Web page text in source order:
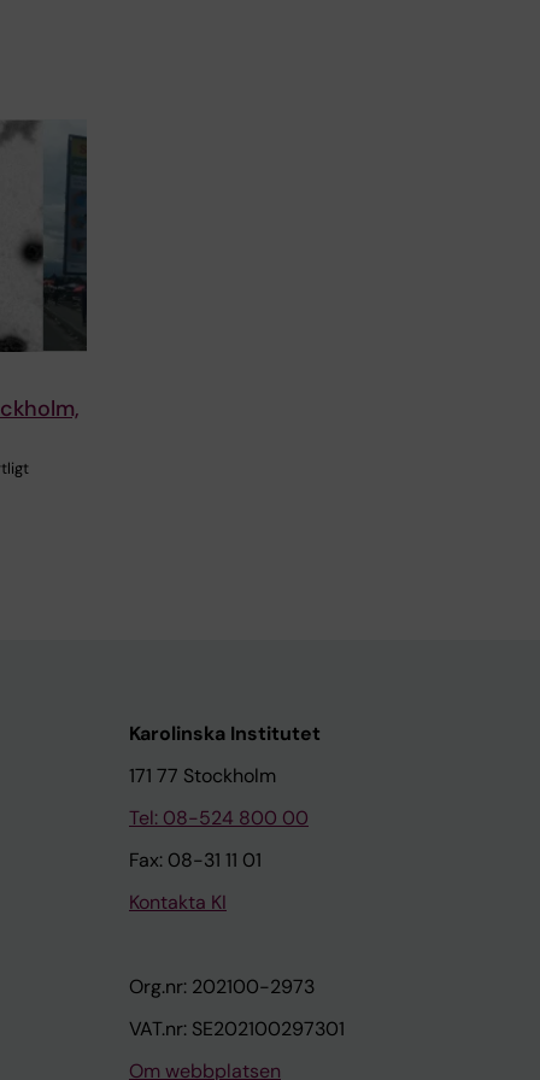
Karolinska Institutet
171 77 Stockholm
Tel: 08-524 800 00
Fax: 08-31 11 01
Kontakta KI
Org.nr: 202100-2973
VAT.nr: SE202100297301
Om webbplatsen